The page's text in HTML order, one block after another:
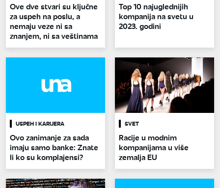
Ove dve stvari su ključne
za uspeh na poslu, a
nemaju veze ni sa
znanjem, ni sa veštinama
Top 10 najuglednijih
kompanija na svetu u
2023. godini
USPEH I KARIJERA
Ovo zanimanje za sada
imaju samo banke: Znate
li ko su komplajensi?
SVET
Racije u modnim
kompanijama u više
zemalja EU